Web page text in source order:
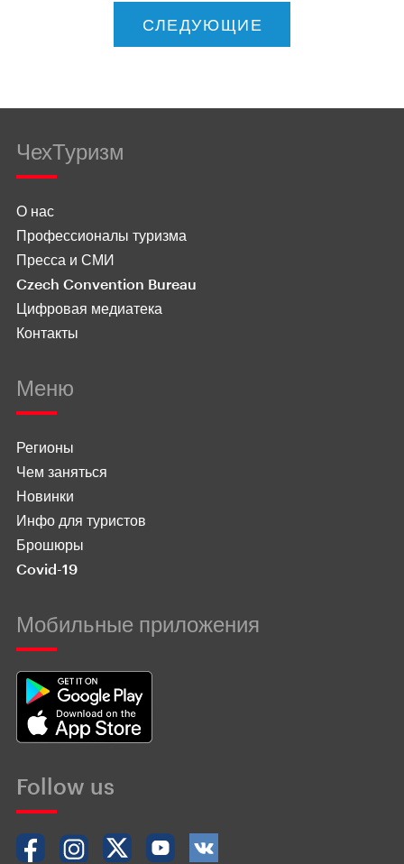
СЛЕДУЮЩИЕ
ЧехТуризм
О нас
Профессионалы туризма
Пресса и СМИ
Czech Convention Bureau
Цифровая медиатека
Контакты
Меню
Регионы
Чем заняться
Новинки
Инфо для туристов
Брошюры
Covid-19
Мобильные приложения
Follow us